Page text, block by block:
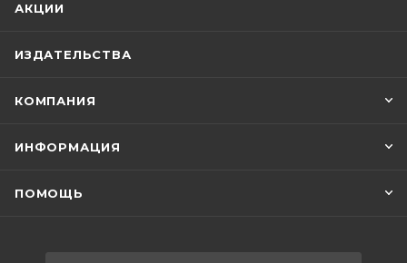
АКЦИИ
ИЗДАТЕЛЬСТВА
КОМПАНИЯ
ИНФОРМАЦИЯ
ПОМОЩЬ